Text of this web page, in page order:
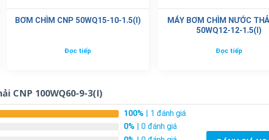
BƠM CHÌM CNP 50WQ15-10-1.5(I)
Đọc tiếp
MÁY BƠM CHÌM NƯỚC
50WQ12-12-1.5(I)
Đọc tiếp
CNP 100WQ60-9-3(I)
100% | 1 đánh giá
0% | 0 đánh giá